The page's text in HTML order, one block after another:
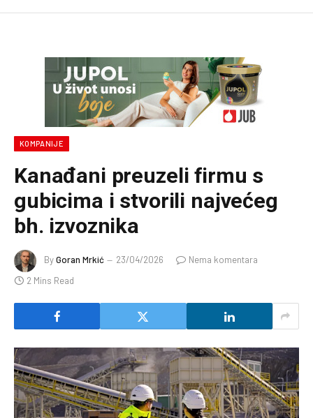
KOMPANIJE
Kanađani preuzeli firmu s
gubicima i stvorili najvećeg
bh. izvoznika
ByGoran Mrkić 23/04/2026
Nema komentara
2 Mins Read